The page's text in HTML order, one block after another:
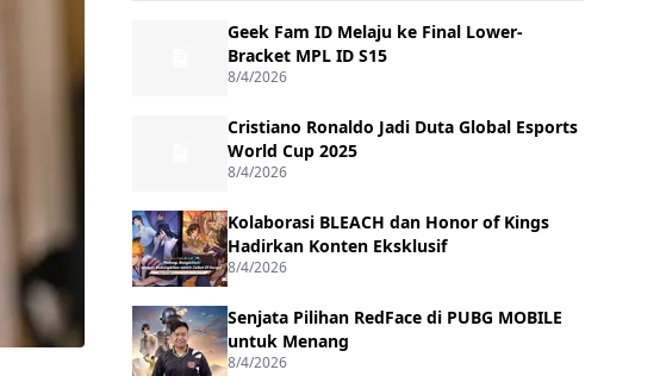
Geek Fam ID Melaju ke Final Lower-
Bracket MPL ID S15
8/4/2026
Cristiano Ronaldo Jadi Duta Global Esports
World Cup 2025
8/4/2026
Kolaborasi BLEACH dan Honor of Kings
Hadirkan Konten Eksklusif
8/4/2026
Senjata Pilihan RedFace di PUBG MOBILE
untuk Menang
8/4/2026